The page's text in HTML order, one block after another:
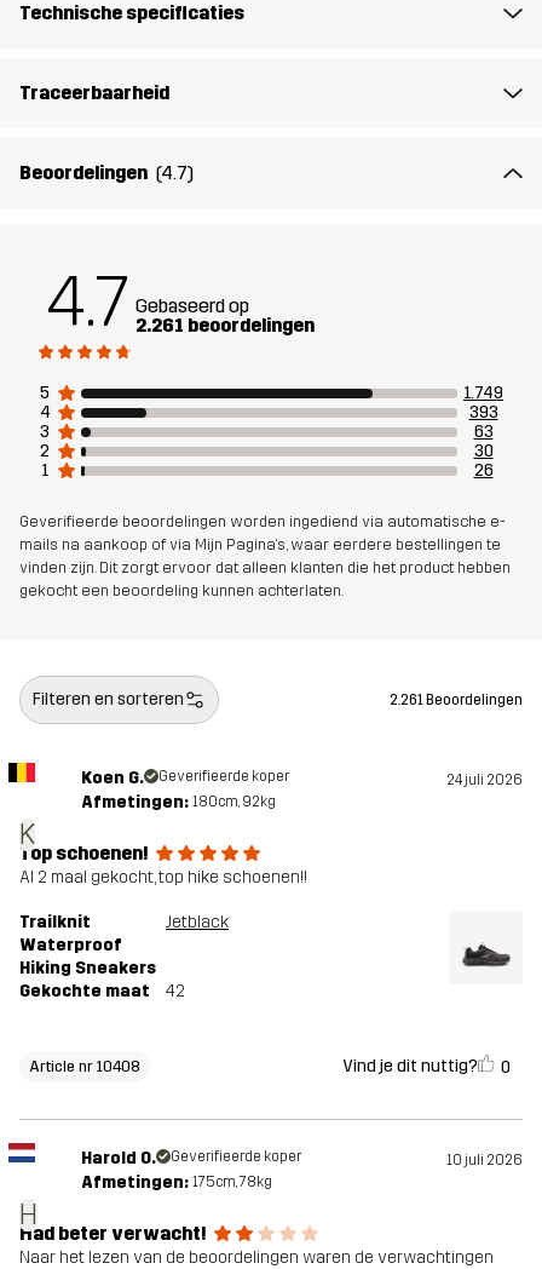
456g
Artikelnummer
Technische specificaties
Traceerbaarheid
Beoordelingen (4.7)
4.7 Gebaseerd op
2.261 beoordelingen
5
1.749
4
393
3
63
2
30
1
26
Geverifieerde beoordelingen worden ingediend via automatische e-
mails na aankoop of via Mijn Pagina's, waar eerdere bestellingen te
vinden zijn. Dit zorgt ervoor dat alleen klanten die het product hebben
gekocht een beoordeling kunnen achterlaten.
Filteren en sorteren 2.261 Beoordelingen
K
Koen G. Geverifieerde koper 24 juli 2026
Afmetingen: 180cm, 92kg
Top schoenen!
Al 2 maal gekocht, top hike schoenen!!
Trailknit
Waterproof
Hiking Sneakers
Jetblack
Gekochte maat 42
Article nr 10408 Vind je dit nuttig? 0
H
Harold O. Geverifieerde koper 10 juli 2026
Afmetingen: 175cm, 78kg
Had beter verwacht!
Naar het lezen van de beoordelingen waren de verwachtingen